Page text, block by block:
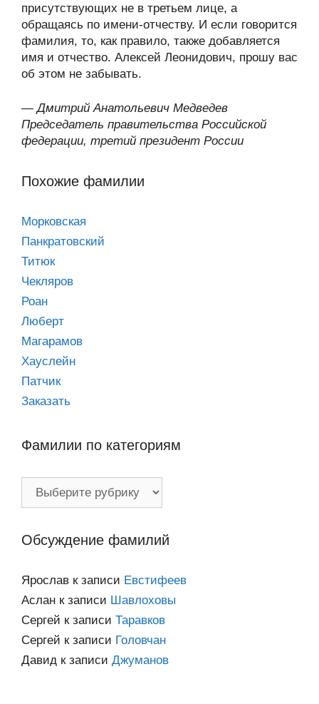
присутствующих не в третьем лице, а
обращаясь по имени-отчеству. И если говорится
фамилия, то, как правило, также добавляется
имя и отчество. Алексей Леонидович, прошу вас
об этом не забывать.
—Дмитрий Анатольевич Медведев
Председатель правительства Российской
федерации, третий президент России
Похожие фамилии
Морковская
Панкратовский
Титюк
Чекляров
Роан
Люберт
Магарамов
Хауслейн
Патчик
Заказать
Фамилии по категориям
Фамилии
Обсуждение фамилий
Ярослав к записи Евстифеев
Аслан к записи Шавлоховы
Сергей к записи Таравков
Сергей к записи Головчан
Давид к записи Джуманов